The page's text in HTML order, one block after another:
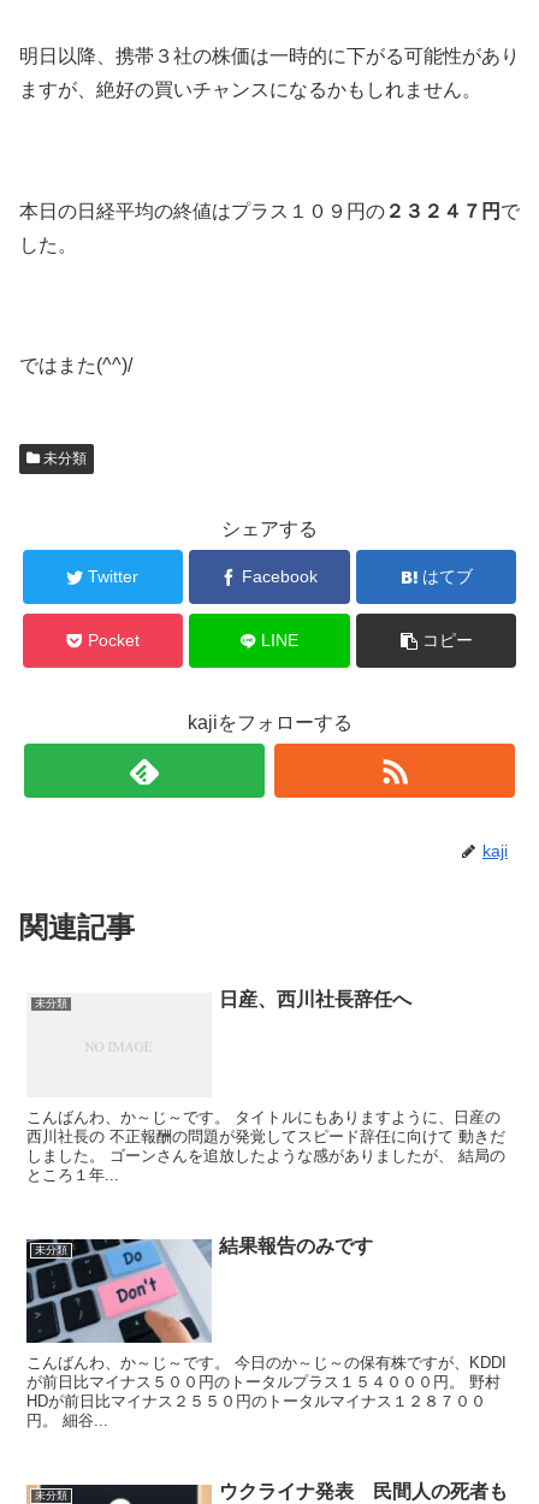
明日以降、携帯３社の株価は一時的に下がる可能性があり
ますが、絶好の買いチャンスになるかもしれません。
本日の日経平均の終値はプラス１０９円の ２３２４７円 で
した。
ではまた(^^)/
未分類
シェアする
Twitter Facebook はてブ
Pocket LINE コピー
kajiをフォローする
kaji
関連記事
未分類 日産、西川社長辞任へ
こんばんわ、か～じ～です。 タイトルにもありますように、日産の
西川社長の 不正報酬の問題が発覚してスピード辞任に向けて 動きだ
しました。 ゴーンさんを追放したような感がありましたが、 結局の
ところ１年...
未分類 結果報告のみです
こんばんわ、か～じ～です。 今日のか～じ～の保有株ですが、KDDI
が前日比マイナス５００円のトータルプラス１５４０００円。 野村
HDが前日比マイナス２５５０円のトータルマイナス１２８７００
円。 細谷...
未分類 ウクライナ発表 民間人の死者も